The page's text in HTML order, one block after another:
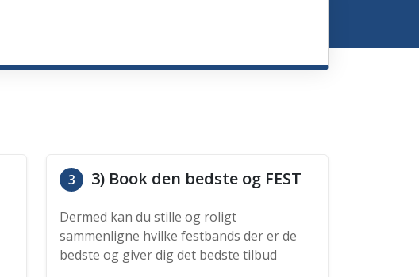
3 3) Book den bedste og FEST
Dermed kan du stille og roligt
sammenligne hvilke festbands der er de
bedste og giver dig det bedste tilbud